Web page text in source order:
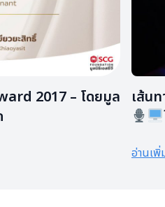
2017 – โดยมูล
เส้น
อ่านเพิ่